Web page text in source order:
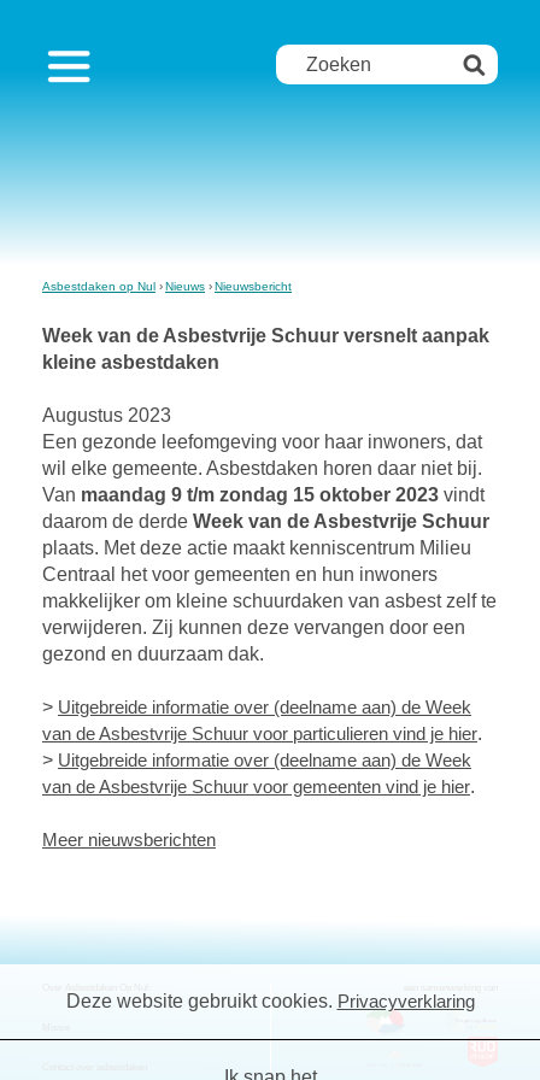
Asbestdaken op Nul Nieuws Nieuwsbericht
Week van de Asbestvrije Schuur versnelt aanpak
kleine asbestdaken
Augustus 2023
Een gezonde leefomgeving voor haar inwoners, dat
wil elke gemeente. Asbestdaken horen daar niet bij.
Van maandag 9 t/m zondag 15 oktober 2023 vindt
daarom de derde Week van de Asbestvrije Schuur
plaats. Met deze actie maakt kenniscentrum Milieu
Centraal het voor gemeenten en hun inwoners
makkelijker om kleine schuurdaken van asbest zelf te
verwijderen. Zij kunnen deze vervangen door een
gezond en duurzaam dak.
> Uitgebreide informatie over (deelname aan) de Week
van de Asbestvrije Schuur voor particulieren vind je hier.
> Uitgebreide informatie over (deelname aan) de Week
van de Asbestvrije Schuur voor gemeenten vind je hier.
Meer nieuwsberichten
Deze website gebruikt cookies. Privacyverklaring